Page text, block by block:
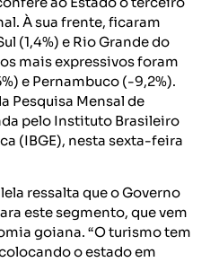
À sua frente, ficaram
(1,4%) e Rio Grande do
mais expressivos foram
e Pernambuco (-9,2%).
Pesquisa Mensal de
pelo Instituto Brasileiro
(IBGE), nesta sexta-feira
ressalta que o Governo
este segmento, que vem
goiana. “O turismo tem
o estado em